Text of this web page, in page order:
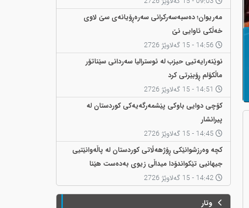
مەریوان؛ دەسبەسەرکرانی سەرەڕۆیانەی سێ لاوی
خەڵکی ئاوایی نێ
نوێنەرایەتیی حیزب لە ئوسترالیا سەردانی سێناتۆر
ماڵکۆلم ڕۆبێرتی کرد
کۆچی دوایی باوکی پێشمەرگەیەکی کوردستان لە
پیرانشار
کچە وەرزشوانێکی ڕۆژهەڵاتی کوردستان لە پاڵەوانێتیی
جیهانیی تێکواندۆدا میداڵی زیوی بەدەست هێنا
وتار